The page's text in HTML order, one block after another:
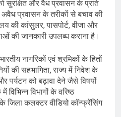
सुरक्षित और वैध प्रवासन के प्रति
प्रवासन के तरीकों से बचाव की
की कांसुलर, पासपोर्ट, वीजा और
की जानकारी उपलब्ध कराना है।
नागरिकों एवं श्रमिकों के हितों
की सहभागिता, राज्य में निवेश के
पर्यटन को बढ़ावा देने जैसे विषयों
विभिन्न विभागों के वरिष्ठ
जिला कलक्टर वीडियो कॉन्फ्रेंसिंग